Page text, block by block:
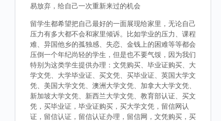
易放弃，给自己一次重新来过的机会
留学生都希望把自己最好的一面展现给家里，无论自己
压力有多大都不会和家里倾诉。比如学业的压力、课程
难、异国他乡的孤独感、失恋、金钱上的困难等等都会
压倒一个年纪尚轻的学生，但是也不要气馁，因为我们
特别为这类学生提供办理：文凭购买、毕业证购买、大
学文凭、大学毕业证、买文凭、买毕业证、英国大学文
凭、美国大学文凭、澳洲大学文凭、加拿大大学文凭、
新加坡大学文凭、新西兰大学文凭、教育部认证、买文
凭，买毕业证，毕业证购买，买大学文凭，留信网认
证，留信认证，留信认证办理，留信网，文凭购买，买